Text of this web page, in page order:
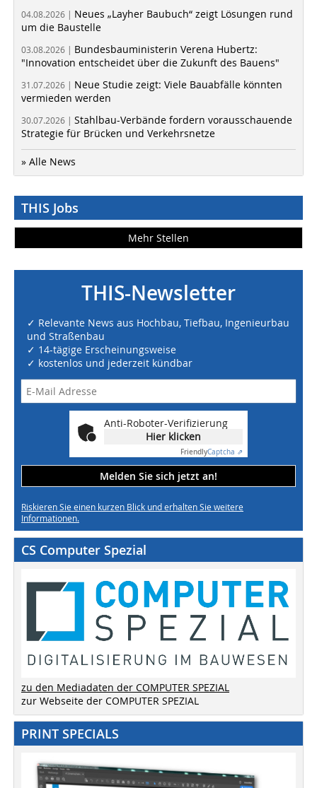
04.08.2026 | Neues „Layher Baubuch“ zeigt Lösungen rund
um die Baustelle
03.08.2026 | Bundesbauministerin Verena Hubertz:
"Innovation entscheidet über die Zukunft des Bauens"
31.07.2026 | Neue Studie zeigt: Viele Bauabfälle könnten
vermieden werden
30.07.2026 | Stahlbau-Verbände fordern vorausschauende
Strategie für Brücken und Verkehrsnetze
» Alle News
THIS Jobs
Mehr Stellen
THIS-Newsletter
✓ Relevante News aus Hochbau, Tiefbau, Ingenieurbau
und Straßenbau
✓ 14-tägige Erscheinungsweise
✓ kostenlos und jederzeit kündbar
Anti-Roboter-Verifizierung
Hier klicken
FriendlyCaptcha ⇗
Melden Sie sich jetzt an!
Riskieren Sie einen kurzen Blick und erhalten Sie weitere
Informationen.
CS Computer Spezial
zu den Mediadaten der COMPUTER SPEZIAL
zur Webseite der COMPUTER SPEZIAL
PRINT SPECIALS